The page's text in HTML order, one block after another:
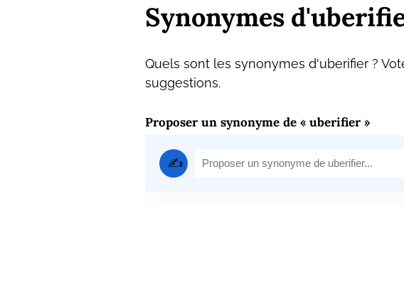
Synonymes
Quels sont les synonymes d'uberifier ?
suggestions.
Proposer un synonyme de « uberifier »
✍️